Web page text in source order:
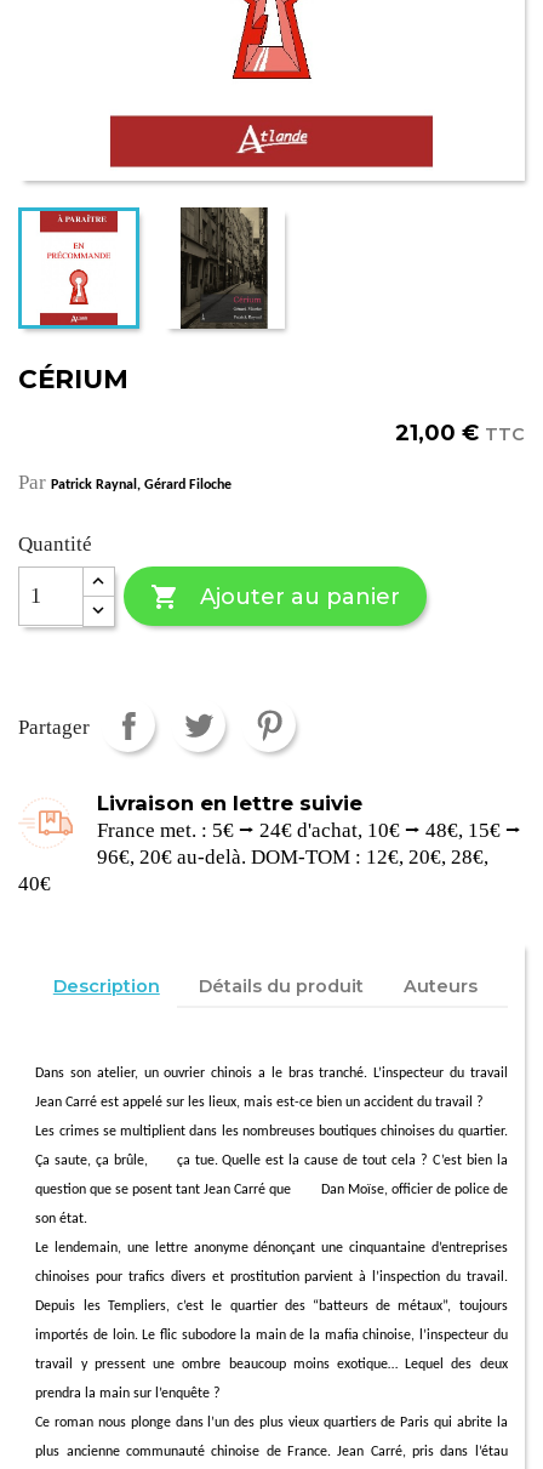
CÉRIUM
21,00 € TTC
Par Patrick Raynal, Gérard Filoche
Quantité
 Ajouter au panier
Partager
Livraison en lettre suivie
France met. : 5€ ⭢ 24€ d'achat, 10€ ⭢ 48€, 15€ ⭢
96€, 20€ au-delà. DOM-TOM : 12€, 20€, 28€,
40€
Description Détails du produit Auteurs
Dans son atelier, un ouvrier chinois a le bras tranché. L’inspecteur du travail
Jean Carré est appelé sur les lieux, mais est-ce bien un accident du travail ?
Les crimes se multiplient dans les nombreuses boutiques chinoises du quartier.
Ça saute, ça brûle,
ça tue. Quelle est la cause de tout cela ? C’est bien la
question que se posent tant Jean Carré que
Dan Moïse, officier de police de
son état.
Le lendemain, une lettre anonyme dénonçant une cinquantaine d’entreprises
chinoises pour trafics divers et prostitution parvient à l’inspection du travail.
Depuis les Templiers, c’est le quartier des “batteurs de métaux”, toujours
importés de loin. Le flic subodore la main de la mafia chinoise, l’inspecteur du
travail y pressent une ombre beaucoup moins exotique… Lequel des deux
prendra la main sur l’enquête ?
Ce roman nous plonge dans l’un des plus vieux quartiers de Paris qui abrite la
plus ancienne communauté chinoise de France. Jean Carré, pris dans l’étau